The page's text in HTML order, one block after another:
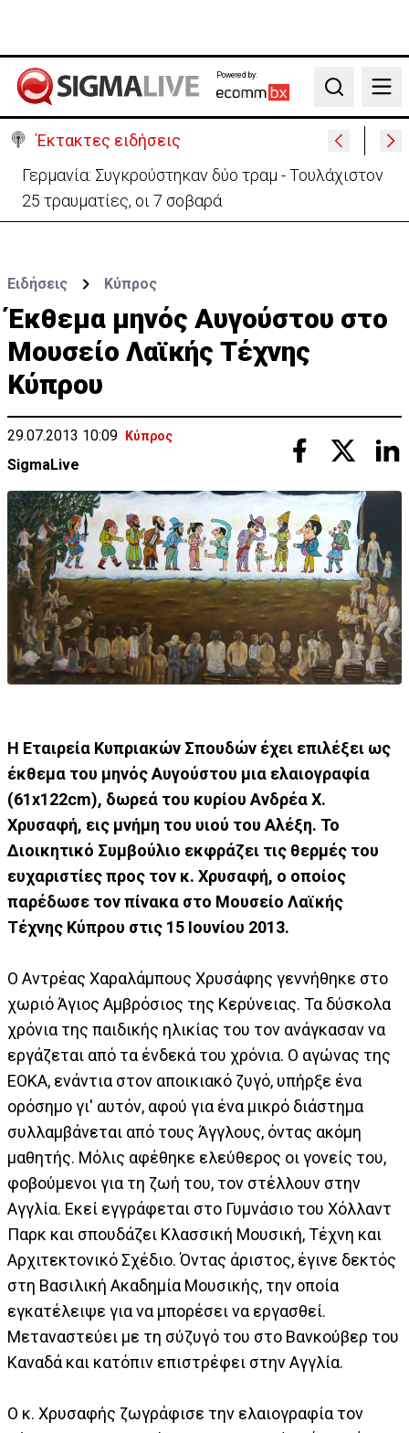
Powered by:
Search
Έκτακτες ειδήσεις
Αυτά είναι τα νέα Διοικητικά Συμβούλια των
Ημικρατικών Οργανισμών
Ειδήσεις Κύπρος
Έκθεμα μηνός Αυγούστου στο
Μουσείο Λαϊκής Τέχνης
Κύπρου
29.07.2013 10:09 Κύπρος
SigmaLive
Η Εταιρεία Κυπριακών Σπουδών έχει επιλέξει ως
έκθεμα του μηνός Αυγούστου μια ελαιογραφία
(61x122cm), δωρεά του κυρίου Ανδρέα Χ.
Χρυσαφή, εις μνήμη του υιού του Αλέξη. Το
Διοικητικό Συμβούλιο εκφράζει τις θερμές του
ευχαριστίες προς τον κ. Χρυσαφή, ο οποίος
παρέδωσε τον πίνακα στο Μουσείο Λαϊκής
Τέχνης Κύπρου στις 15 Ιουνίου 2013.
Ο Αντρέας Χαραλάμπους Χρυσάφης γεννήθηκε στο
χωριό Άγιος Αμβρόσιος της Κερύνειας. Τα δύσκολα
χρόνια της παιδικής ηλικίας του τον ανάγκασαν να
εργάζεται από τα ένδεκά του χρόνια. Ο αγώνας της
ΕΟΚΑ, ενάντια στον αποικιακό ζυγό, υπήρξε ένα
ορόσημο γι' αυτόν, αφού για ένα μικρό διάστημα
συλλαμβάνεται από τους Άγγλους, όντας ακόμη
μαθητής. Μόλις αφέθηκε ελεύθερος οι γονείς του,
φοβούμενοι για τη ζωή του, τον στέλλουν στην
Αγγλία. Εκεί εγγράφεται στο Γυμνάσιο του Χόλλαντ
Παρκ και σπουδάζει Κλασσική Μουσική, Τέχνη και
Αρχιτεκτονικό Σχέδιο. Όντας άριστος, έγινε δεκτός
στη Βασιλική Ακαδημία Μουσικής, την οποία
εγκατέλειψε για να μπορέσει να εργασθεί.
Μεταναστεύει με τη σύζυγό του στο Βανκούβερ του
Καναδά και κατόπιν επιστρέφει στην Αγγλία.
Ο κ. Χρυσαφής ζωγράφισε την ελαιογραφία τον